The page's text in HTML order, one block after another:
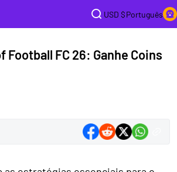
USD $Português
Football FC 26: Ganhe Coins